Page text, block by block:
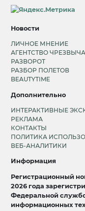
Новости
ЛИЧНОЕ МНЕНИЕ
АГЕНТСТВО
РАЗВОРОТ
РАЗБОР ПОЛЕТОВ
BEAUTYTIME
Дополнительно
ИНТЕРАКТИВНЫЕ
РЕКЛАМА
КОНТАКТЫ
ПОЛИТИКА
ВЕБ-АНАЛИТИКИ
Информация
Регистрационный
2026 года
Федеральной
информационных